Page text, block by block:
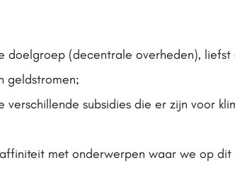
doelgroep (decentrale overheden), liefst
geldstromen;
verschillende subsidies die er zijn voor
met onderwerpen waar we op